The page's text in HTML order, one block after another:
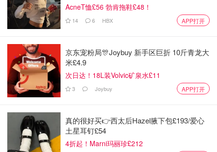
AcneT恤£56 勃肯拖鞋£48！
14 6 HBX APP打开
京东宠粉局🎊Joybuy 新手区巨折 10斤青龙大
米£4.9
次日达！18L装Volvic矿泉水£11
3 Joybuy APP打开
真的很好买👉西太后Hazel腋下包£193/爱心
土星耳钉£54
4折起！Marni玛丽珍£212